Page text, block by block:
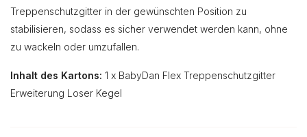
Treppenschutzgitter in der gewünschten Position zu
stabilisieren, sodass es sicher verwendet werden kann, ohne
zu wackeln oder umzufallen.
Inhalt des Kartons: 1 x BabyDan Flex Treppenschutzgitter
Erweiterung Loser Kegel